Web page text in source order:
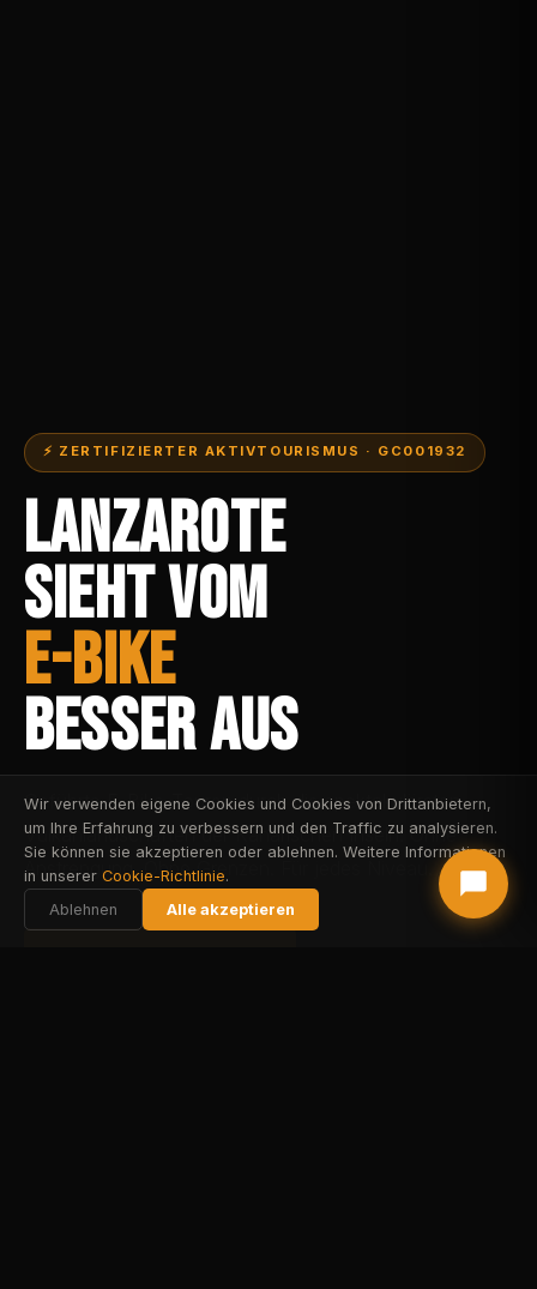
⚡ ZERTIFIZIERTER AKTIVTOURISMUS · GC001932
LANZAROTE
SIEHT VOM
E-BIKE
BESSER AUS
Geführte E-Bike-Touren durch die spektakulärsten
Vulkanlandschaften der Kanarischen Inseln. Ohne
Anstrengung. Ohne Grenzen. Für jedes Niveau.
Wir verwenden eigene Cookies und Cookies von Drittanbietern,
um Ihre Erfahrung zu verbessern und den Traffic zu analysieren.
Sie können sie akzeptieren oder ablehnen. Weitere Informationen
in unserer Cookie-Richtlinie.
Ablehnen
Alle akzeptieren